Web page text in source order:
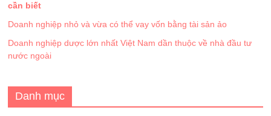
cần biết
Doanh nghiệp nhỏ và vừa có thể vay vốn bằng tài sản ảo
Doanh nghiệp dược lớn nhất Việt Nam dần thuộc về nhà đầu tư
nước ngoài
Danh mục